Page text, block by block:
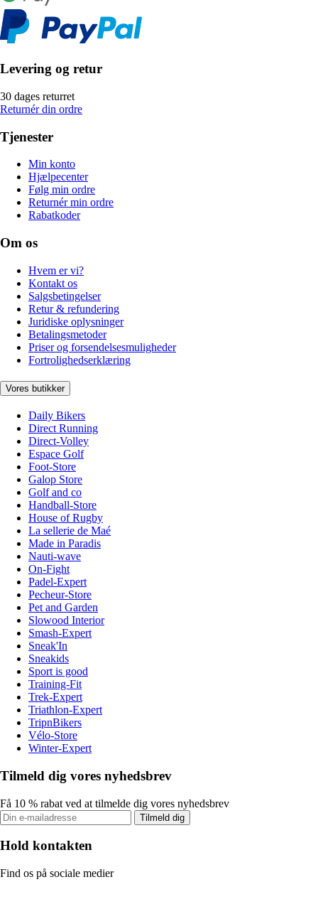
Levering og retur
30 dages returret
Returnér din ordre
Tjenester
Min konto
Hjælpecenter
Følg min ordre
Returnér min ordre
Rabatkoder
Om os
Hvem er vi?
Kontakt os
Salgsbetingelser
Retur & refundering
Juridiske oplysninger
Betalingsmetoder
Priser og forsendelsesmuligheder
Fortrolighedserklæring
Vores butikker
Daily Bikers
Direct Running
Direct-Volley
Espace Golf
Foot-Store
Galop Store
Golf and co
Handball-Store
House of Rugby
La sellerie de Maé
Made in Paradis
Nauti-wave
On-Fight
Padel-Expert
Pecheur-Store
Pet and Garden
Slowood Interior
Smash-Expert
Sneak'In
Sneakids
Sport is good
Training-Fit
Trek-Expert
Triathlon-Expert
TripnBikers
Vélo-Store
Winter-Expert
Tilmeld dig vores nyhedsbrev
Få 10 % rabat ved at tilmelde dig vores nyhedsbrev
Tilmeld dig
Hold kontakten
Find os på sociale medier